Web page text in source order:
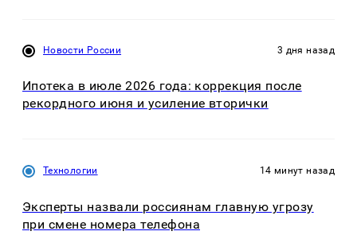
Новости России 3 дня назад
Ипотека в июле 2026 года: коррекция после
рекордного июня и усиление вторички
Технологии 14 минут назад
Эксперты назвали россиянам главную угрозу
при смене номера телефона